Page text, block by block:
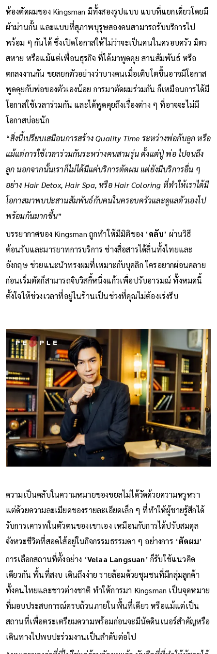
ห้องตัดผมของ Kingsman มีทั้งสองรูปแบบ แบบที่แยกเดี่ยวโดยมี
ผ้าม่านกั้น และแบบที่สุภาพบุรุษสองคนสามารถรับบริการไป
พร้อม ๆ กันได้ ซึ่งเปิดโอกาสให้ไม่ว่าจะเป็นคนในครอบครัว มิตร
สหาย หรือแม้แต่เพื่อนธุรกิจ ที่ได้มาพูดคุย สานสัมพันธ์ หรือ
ตกลงงานกัน ขยลยกตัวอย่างว่าบางคนเมื่อเติบโตขึ้นอาจมีโอกาส
พูดคุยกับพ่อของตัวเองน้อย การมาตัดผมร่วมกัน ก็เหมือนการได้มี
โอกาสใช้เวลาร่วมกัน และได้พูดคุยถึงเรื่องต่าง ๆ ที่อาจจะไม่มี
โอกาสบ่อยนัก
“สิ่งนี้เปรียบเสมือนการสร้าง Quality Time ระหว่างพ่อกับลูก หรือ
แม้แต่การใช้เวลาร่วมกันระหว่างคนสามรุ่น ตั้งแต่ปู่ พ่อ ไปจนถึง
ลูก นอกจากนั้นเราก็ไม่ได้มีแค่บริการตัดผม แต่ยังมีบริการอื่น ๆ
อย่าง Hair Detox, Hair Spa, หรือ Hair Coloring ที่ทำให้เราได้มี
โอกาสมาพบปะสานสัมพันธ์กับคนในครอบครัวและดูแลตัวเองไป
พร้อมกันมากขึ้น”
บรรยากาศของ Kingsman ถูกทำให้มีมิติของ ‘คลับ’ ผ่านวิธี
ต้อนรับและมารยาทการบริการ ช่างสื่อสารได้ลื่นทั้งไทยและ
อังกฤษ ช่วยแนะนำทรงผมที่เหมาะกับบุคลิก ใครอยากผ่อนคลาย
ก่อนเริ่มตัดก็สามารถจิบวิสกี้หนึ่งแก้วเพื่อปรับอารมณ์ ทั้งหมดนี้
ตั้งใจให้ช่วงเวลาที่อยู่ในร้านเป็นช่วงที่คุณไม่ต้องเร่งรีบ
ความเป็นคลับในความหมายของขยลไม่ได้วัดด้วยความหรูหรา
แต่ด้วยความละเมียดของรายละเอียดเล็ก ๆ ที่ทำให้ผู้ชายรู้สึกได้
รับการเคารพในตัวตนของเขาเอง เหมือนกับการได้ปรับสมดุล
จังหวะชีวิตที่สอดไส้อยู่ในกิจกรรมธรรมดา ๆ อย่างการ ‘ตัดผม’
การเลือกสถานที่ตั้งอย่าง ‘Velaa Langsuan’ ก็รับใช้แนวคิด
เดียวกัน พื้นที่สงบ เดินถึงง่าย รายล้อมด้วยชุมชนที่มีกลุ่มลูกค้า
ทั้งคนไทยและชาวต่างชาติ ทำให้การมา Kingsman เป็นจุดหมาย
ที่มอบประสบการณ์ครบถ้วนภายในพื้นที่เดียว หรือแม้แต่เป็น
สถานที่เพื่อตระเตรียมความพร้อมก่อนจะมีนัดดินเนอร์สำคัญหรือ
เดินทางไปพบปะร่วมงานเป็นลำดับต่อไป